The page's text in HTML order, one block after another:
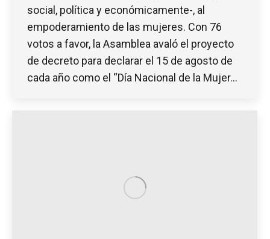
social, política y económicamente-, al
empoderamiento de las mujeres. Con 76
votos a favor, la Asamblea avaló el proyecto
de decreto para declarar el 15 de agosto de
cada año como el “Día Nacional de la Mujer…